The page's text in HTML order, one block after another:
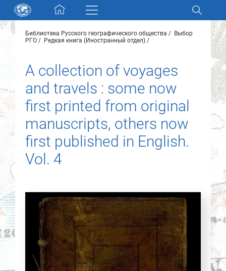
Skip navigation
Разделы и коллекции
Электронный каталог
Новости
О нас
Контакты
Партнеры
Найти
Библиотека Русского географического общества
Выбор
РГО
Редкая книга (Иностранный отдел)
A collection of voyages
and travels : some now
first printed from original
manuscripts, others now
first published in English.
Vol. 4